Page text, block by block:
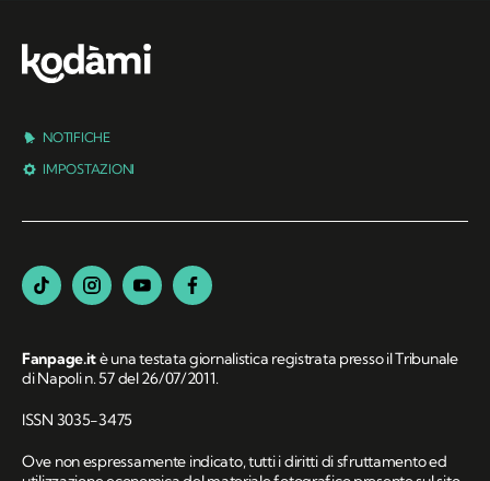
NOTIFICHE
IMPOSTAZIONI
Fanpage.itè una testata giornalistica registrata presso il Tribunale
di Napoli n. 57 del 26/07/2011.
ISSN 3035-3475
Ove non espressamente indicato, tutti i diritti di sfruttamento ed